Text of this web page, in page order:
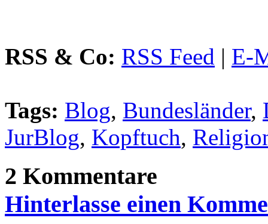
RSS & Co: RSS Feed | E-
Tags: Blog, Bundesländer,
JurBlog, Kopftuch,
2 Kommentare
Hinterlasse einen